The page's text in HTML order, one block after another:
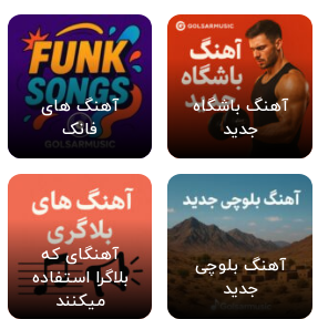
آهنگ باشگاه
جدید
آهنگ های
فانک
آهنگ بلوچی
جدید
آهنگای که
بلاگرا استفاده
میکنند